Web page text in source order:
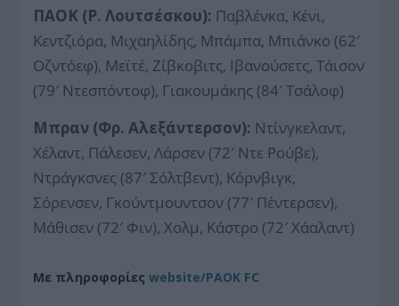
ΠΑΟΚ (Ρ. Λουτσέσκου): Παβλένκα, Κένι,
Κεντζιόρα, Μιχαηλίδης, Μπάμπα, Μπιάνκο (62′
Οζντόεφ), Μεϊτέ, Ζίβκοβιτς, Ιβανούσετς, Τάισον
(79′ Ντεσπόντοφ), Γιακουμάκης (84′ Τσάλοφ)
Μπραν (Φρ. Αλεξάντερσον): Ντίνγκελαντ,
Χέλαντ, Πάλεσεν, Λάρσεν (72′ Ντε Ρούβε),
Ντράγκσνες (87′ Σόλτβεντ), Κόρνβιγκ,
Σόρενσεν, Γκούντμουντσον (77′ Πέντερσεν),
Μάθισεν (72′ Φιν), Χολμ, Κάστρο (72′ Χάαλαντ)
Με πληροφορίεςwebsite/PAOK FC